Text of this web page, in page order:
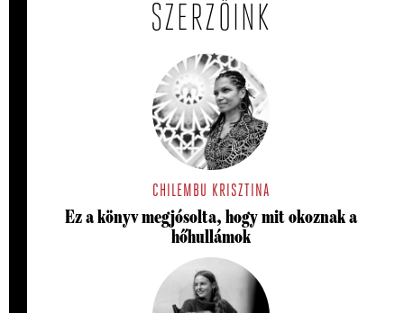
SZERZŐINK
CHILEMBU KRISZTINA
Ez a könyv megjósolta, hogy mit okoznak a
hőhullámok